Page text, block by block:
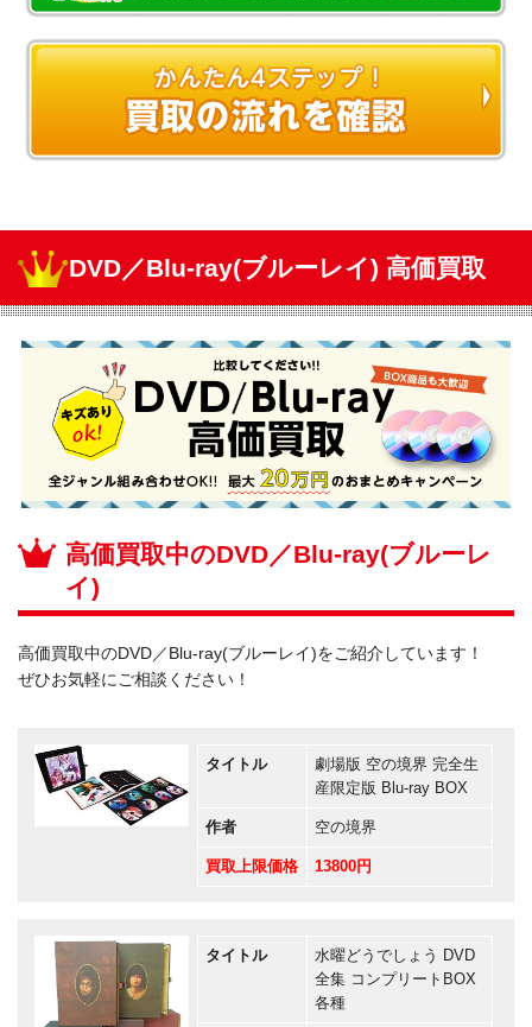
DVD／Blu-ray(ブルーレイ) 高価買取
高価買取中のDVD／Blu-ray(ブルーレ
イ)
高価買取中のDVD／Blu-ray(ブルーレイ)をご紹介しています！
ぜひお気軽にご相談ください！
タイトル
劇場版 空の境界 完全生
産限定版 Blu-ray BOX
作者 空の境界
買取上限価格 13800円
タイトル
水曜どうでしょう DVD
全集 コンプリートBOX
各種